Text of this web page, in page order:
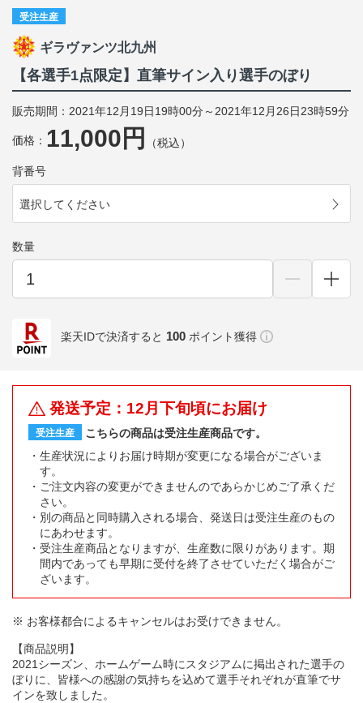
受注生産
ギラヴァンツ北九州
【各選手1点限定】直筆サイン入り選手のぼり
販売期間：2021年12月19日19時00分～2021年12月26日23時59分
価格： 11,000円 （税込）
背番号
選択してください
数量
楽天IDで決済すると 100 ポイント獲得
発送予定：12月下旬頃にお届け
受注生産
こちらの商品は受注生産商品です。
生産状況によりお届け時期が変更になる場合がございま
す。
ご注文内容の変更ができませんのであらかじめご了承くだ
さい。
別の商品と同時購入される場合、発送日は受注生産のもの
にあわせます。
受注生産商品となりますが、生産数に限りがあります。期
間内であっても早期に受付を終了させていただく場合がご
ざいます。
※ お客様都合によるキャンセルはお受けできません。
【商品説明】
2021シーズン、ホームゲーム時にスタジアムに掲出された選手の
ぼりに、皆様への感謝の気持ちを込めて選手それぞれが直筆でサ
インを致しました。